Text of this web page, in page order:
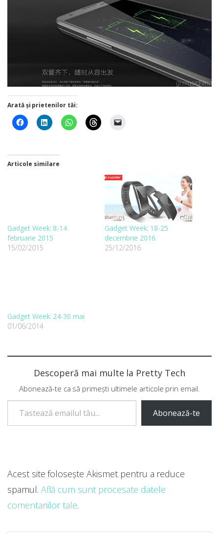
Arată și prietenilor tăi:
Articole similare
Gadget Week: 8-14
februarie 2015
15/02/2015
Gadget Week: 18-25
decembrie 2016
25/12/2016
Gadget Week: 24-30 mai
01/06/2014
Descoperă mai multe la Pretty Tech
Abonează-te ca să primești ultimele articole prin email.
Tastează emailul tău...
Abonează-te
Acest site folosește Akismet pentru a reduce
spamul. Află cum sunt procesate datele
comentariilor tale.